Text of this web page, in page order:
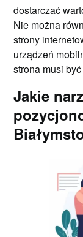
dostarczać
Nie można
strony
urządzeń
strona musi
Jakie